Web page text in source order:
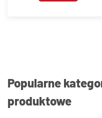
Popularne
produktowe